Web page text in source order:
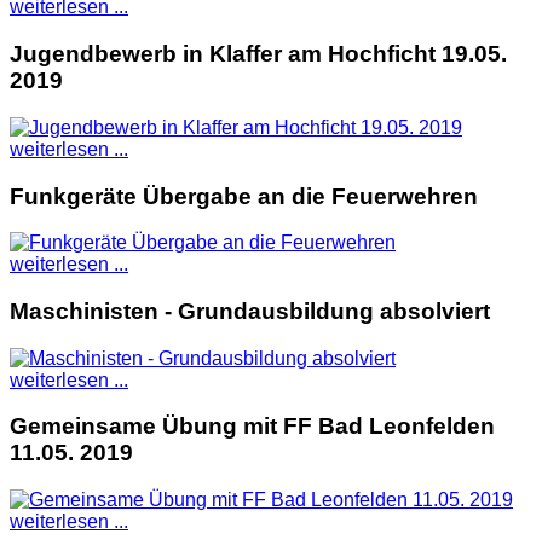
weiterlesen ...
Jugendbewerb in Klaffer am Hochficht 19.05.
2019
weiterlesen ...
Funkgeräte Übergabe an die Feuerwehren
weiterlesen ...
Maschinisten - Grundausbildung absolviert
weiterlesen ...
Gemeinsame Übung mit FF Bad Leonfelden
11.05. 2019
weiterlesen ...